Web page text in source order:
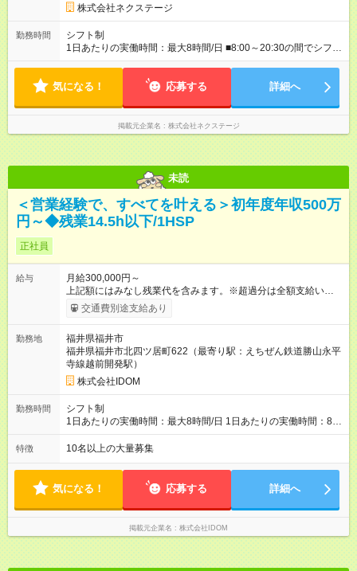
務：県を跨ぐ転勤あり・転居は応相談） 月収29万円～60万7，
000円 ■地域限定型（転居を伴う転勤なし：通勤可能な範囲の
み） 月収270万～58万3，000円 【 昇給・賞与 】 ■昇給：年1
回 ■賞与：通常賞与/年4回＋チーム賞与/年2回（☆あなたの活躍
期間の長さ：3ヶ月 雇用形態、給与は本採用時と同じです。
株式会社ネクステージ
勤務時間
シフト制
1日あたりの実働時間：最大8時間/日 ■8:00～20:30の間でシフト
制（実働8h／休憩60分） ※9:30～18:30（メイン時間帯）を軸
業が少なめなので、仕事終わりの趣味や家族と過ごす時間もた
気になる！ 応募する 詳細へ
掲載元企業名 株式会社ネクステージ
未読
＜営業経験で、すべてを叶える＞初年度年収500万
円～◆残業14.5h以下/1HSP
正社員
給与
月給300,000円～
上記額にはみなし残業代を含みます。※超過分は全額支給いたし
ます。 みなし残業代 40,817円 以上／月 みなし残業時間 20時間
／月 月給＋インセンティブ＋賞与 ※前職給与・経験を考慮し、
年1回 ★能力給査定年3回 ★賞与年2回／平均3ヶ月分 ★インセン
ティブ（毎月支給／年平均支給額：90万円） ★管理職昇格後：
月収目安55万円、年収650万円～1000万円前後 ◎キャリアアッ
プも応援！ 若手のうちから、様々なキャリアにチャレンジでき
るのも当社ならでは。1年後に店長になったメンバーもいます。
【試用期間】試用期間あり 試用期間の長さ：4ヶ月 雇用形態、
給与は本採用時と同じです。
交通費別途支給あり
勤務地
福井県福井市
福井県福井市北四ツ居町622（最寄り駅：えちぜん鉄道勝山永平
寺線越前開発駅）
株式会社IDOM
勤務時間
シフト制
1日あたりの実働時間：最大8時間/日 1日あたりの実働時間：8時
間 シフト制
特徴 10名以上の大量募集
気になる！ 応募する 詳細へ
掲載元企業名 株式会社IDOM